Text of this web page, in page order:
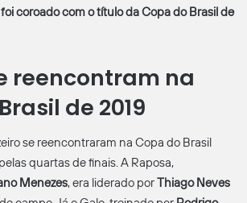
coroado com o título da Copa do Brasil de
reencontram na
de 2019
se reencontraram na Copa do Brasil
quartas de finais. A Raposa,
Menezes, era liderado porThiago Neves